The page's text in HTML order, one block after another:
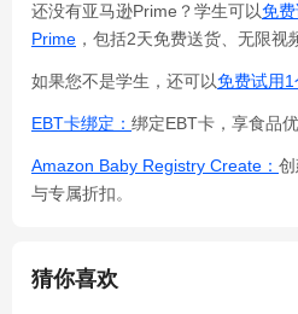
还没有亚马逊Prime？学生可以免
Prime ，包括2天免费送货、无限视
如果您不是学生，还可以免费试用
EBT卡绑定： 绑定EBT卡，享食品
Amazon Baby Registry Create：
与专属折扣。
猜你喜欢